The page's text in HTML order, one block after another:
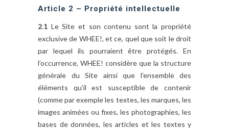
Article 2 – Propriété intellectuelle
2.1 Le Site et son contenu sont la propriété
exclusive de WHEE!, et ce, quel que soit le droit
par lequel ils pourraient être protégés. En
l’occurrence, WHEE! considère que la structure
générale du Site ainsi que l’ensemble des
éléments qu’il est susceptible de contenir
(comme par exemple les textes, les marques, les
images animées ou fixes, les photographies, les
bases de données, les articles et les textes y